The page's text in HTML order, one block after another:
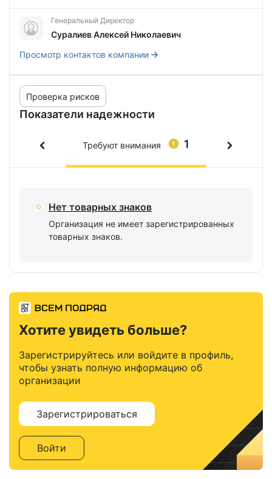
Генеральный Директор
Суралиев Алексей Николаевич
Просмотр контактов компании
Показатели надежности
Проверка рисков
1
Требуют внимания
Нет товарных знаков
Организация не имеет зарегистрированных
товарных знаков.
Хотите увидеть больше?
Зарегистрируйтесь или войдите в профиль,
чтобы узнать полную информацию об
организации
Зарегистрироваться
Войти